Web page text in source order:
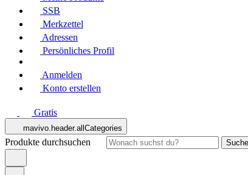
SSB
Merkzettel
Adressen
Persönliches Profil
Anmelden
Konto erstellen
Gratis
mavivo.header.allCategories
Produkte durchsuchen